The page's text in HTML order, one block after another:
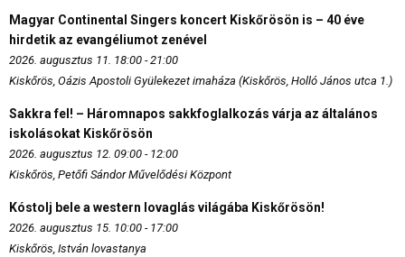
Magyar Continental Singers koncert Kiskőrösön is – 40 éve
hirdetik az evangéliumot zenével
2026. augusztus 11. 18:00 - 21:00
Kiskőrös, Oázis Apostoli Gyülekezet imaháza (Kiskőrös, Holló János utca 1.)
Sakkra fel! – Háromnapos sakkfoglalkozás várja az általános
iskolásokat Kiskőrösön
2026. augusztus 12. 09:00 - 12:00
Kiskőrös, Petőfi Sándor Művelődési Központ
Kóstolj bele a western lovaglás világába Kiskőrösön!
2026. augusztus 15. 10:00 - 17:00
Kiskőrös, István lovastanya